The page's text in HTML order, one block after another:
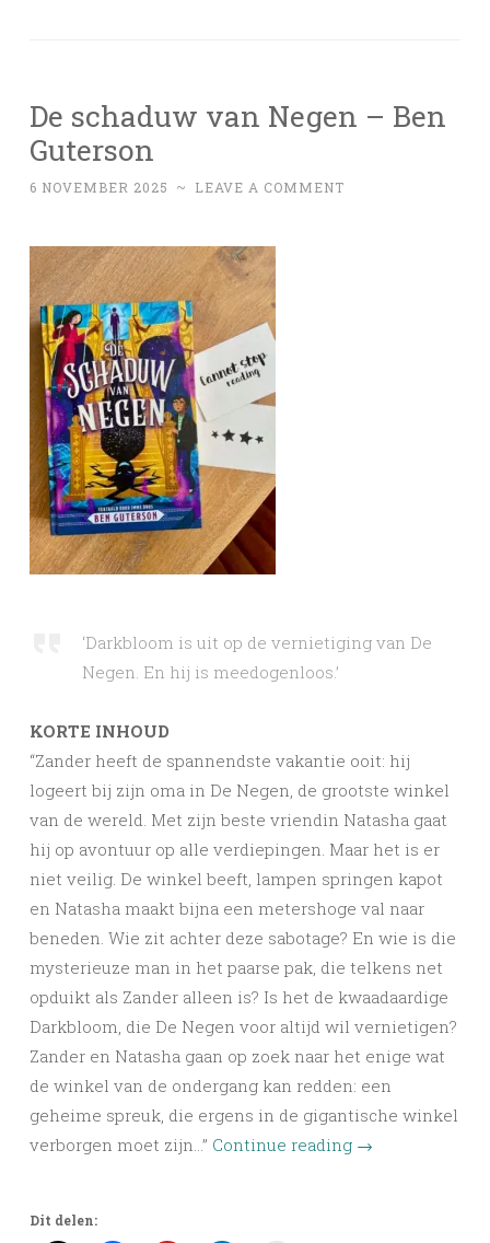
De schaduw van Negen – Ben
Guterson
6 NOVEMBER 2025 ~ LEAVE A COMMENT
‘Darkbloom is uit op de vernietiging van De
Negen. En hij is meedogenloos.’
KORTE INHOUD
“Zander heeft de spannendste vakantie ooit: hij
logeert bij zijn oma in De Negen, de grootste winkel
van de wereld. Met zijn beste vriendin Natasha gaat
hij op avontuur op alle verdiepingen. Maar het is er
niet veilig. De winkel beeft, lampen springen kapot
en Natasha maakt bijna een metershoge val naar
beneden. Wie zit achter deze sabotage? En wie is die
mysterieuze man in het paarse pak, die telkens net
opduikt als Zander alleen is? Is het de kwaadaardige
Darkbloom, die De Negen voor altijd wil vernietigen?
Zander en Natasha gaan op zoek naar het enige wat
de winkel van de ondergang kan redden: een
geheime spreuk, die ergens in de gigantische winkel
verborgen moet zijn…” Continue reading →
Dit delen: